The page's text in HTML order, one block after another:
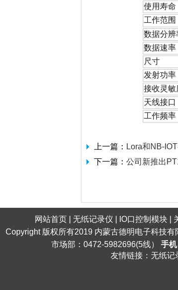
使用寿命
工作范围
数据分辨
数据速率
尺寸
发射功率
接收灵敏
天线接口
工作频率
上一篇： Lora和NB-
下一篇： 公司新推出
网站首页 无纸记录仪 IO口控制模块
Copyright 版权所有2019 内蒙古德明电子科技
市场部：0472-5982696(5线） 手
友情链接： 无纸记